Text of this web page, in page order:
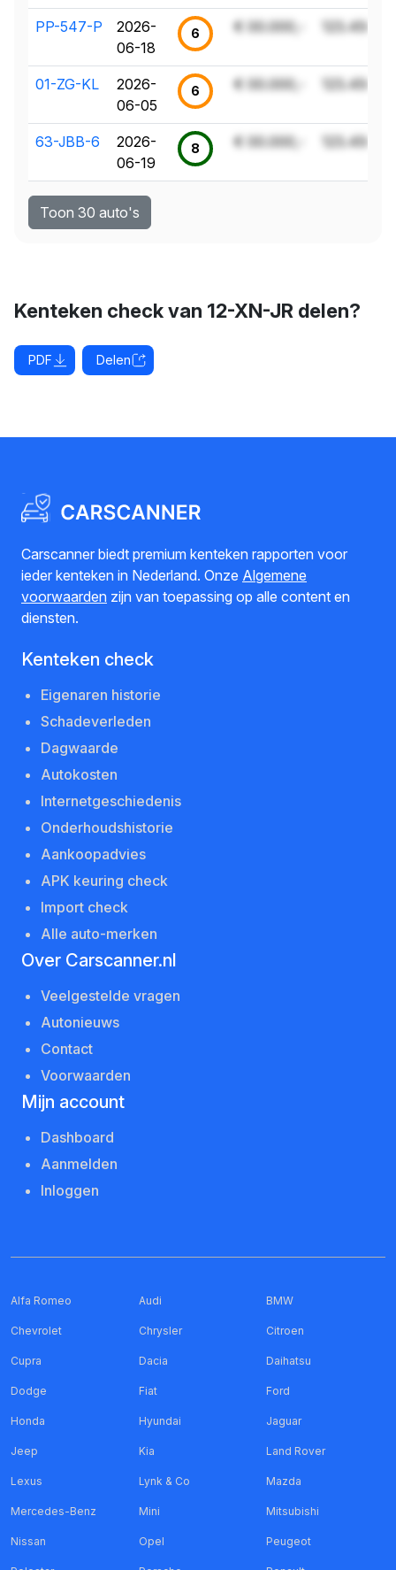
PP-547-P
2026-
06-18
6 € 00.000,- 123.456 km
01-ZG-KL
2026-
06-05
6 € 00.000,- 123.456 km
63-JBB-6
2026-
06-19
8 € 00.000,- 123.456 km
Toon 30 auto's
Kenteken check van 12-XN-JR delen?
PDF Delen
Carscanner biedt premium kenteken rapporten voor
ieder kenteken in Nederland. Onze Algemene
voorwaarden zijn van toepassing op alle content en
diensten.
Kenteken check
Eigenaren historie
Schadeverleden
Dagwaarde
Autokosten
Internetgeschiedenis
Onderhoudshistorie
Aankoopadvies
APK keuring check
Import check
Alle auto-merken
Over Carscanner.nl
Veelgestelde vragen
Autonieuws
Contact
Voorwaarden
Mijn account
Dashboard
Aanmelden
Inloggen
Alfa Romeo Audi BMW
Chevrolet Chrysler Citroen
Cupra Dacia Daihatsu
Dodge Fiat Ford
Honda Hyundai Jaguar
Jeep Kia Land Rover
Lexus Lynk & Co Mazda
Mercedes-Benz Mini Mitsubishi
Nissan Opel Peugeot